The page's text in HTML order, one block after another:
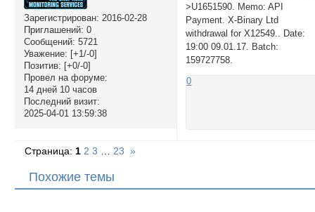
Зарегистрирован: 2016-02-28
Приглашений: 0
Сообщений: 5721
Уважение: [+1/-0]
Позитив: [+0/-0]
Провел на форуме:
14 дней 10 часов
Последний визит:
2025-04-01 13:59:38
>U1651590. Memo: API
Payment. X-Binary Ltd
withdrawal for X12549.. Date:
19:00 09.01.17. Batch:
159727758.
0
Страница: 1 2 3 23 »
Похожие темы